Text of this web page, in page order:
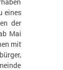
eines
der
Mai
mit